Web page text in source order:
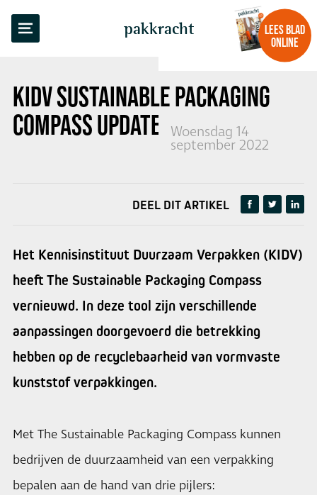
pakkracht
LEES BLAD
ONLINE
KIDV SUSTAINABLE PACKAGING
COMPASS UPDATE
Woensdag 14
september 2022
TERUG NAAR OVERZICHT
DEEL DIT ARTIKEL
Het Kennisinstituut Duurzaam Verpakken (KIDV)
heeft The Sustainable Packaging Compass
vernieuwd. In deze tool zijn verschillende
aanpassingen doorgevoerd die betrekking
hebben op de recyclebaarheid van vormvaste
kunststof verpakkingen.
Met The Sustainable Packaging Compass kunnen
bedrijven de duurzaamheid van een verpakking
bepalen aan de hand van drie pijlers: